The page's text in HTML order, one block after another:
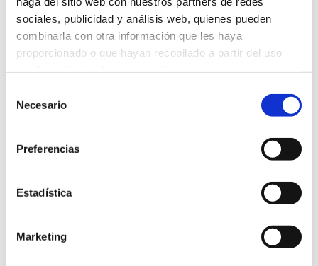
sociales, publicidad y análisis web, quienes pueden
combinarla con otra información que les haya
proporcionado o que hayan recopilado a partir del uso
Necesario
Preferencias
Estadística
Marketing